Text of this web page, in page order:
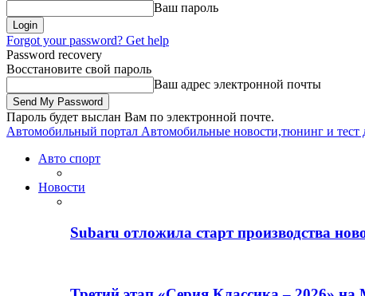
Ваш пароль
Forgot your password? Get help
Password recovery
Восстановите свой пароль
Ваш адрес электронной почты
Пароль будет выслан Вам по электронной почте.
Автомобильный портал Автомобильные новости,тюнинг и тест
Авто спорт
Новости
Subaru отложила старт производства